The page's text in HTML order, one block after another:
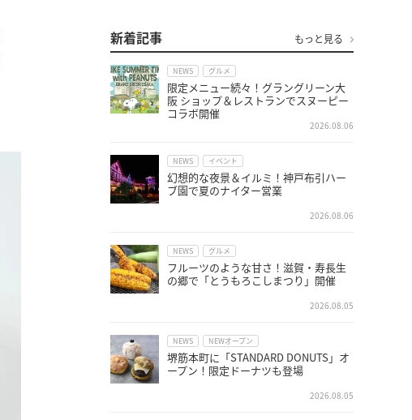
新着記事 もっと見る
NEWS グルメ
限定メニュー続々！グラングリーン大
阪 ショップ＆レストランでスヌーピー
コラボ開催
2026.08.06
NEWS イベント
幻想的な夜景＆イルミ！神戸布引ハー
ブ園で夏のナイター営業
2026.08.06
NEWS グルメ
フルーツのような甘さ！滋賀・寿長生
の郷で「とうもろこしまつり」開催
2026.08.05
NEWS NEWオープン
堺筋本町に「STANDARD DONUTS」オ
ープン！限定ドーナツも登場
2026.08.05